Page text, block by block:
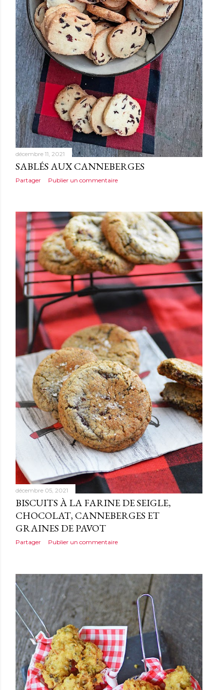
décembre 11, 2021
SABLÉS AUX CANNEBERGES
Partager Publier un commentaire
décembre 05, 2021
BISCUITS À LA FARINE DE SEIGLE,
CHOCOLAT, CANNEBERGES ET
GRAINES DE PAVOT
Partager Publier un commentaire